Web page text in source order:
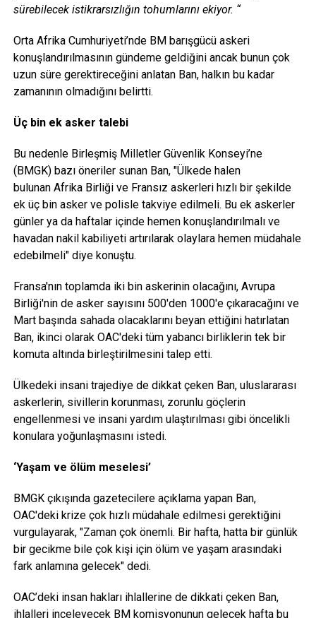
sürebilecek istikrarsızlığın tohumlarını ekiyor. “
Orta Afrika Cumhuriyeti’nde BM barışgücü askeri
konuşlandırılmasının gündeme geldiğini ancak bunun çok
uzun süre gerektireceğini anlatan Ban, halkın bu kadar
zamanının olmadığını belirtti.
Üç bin ek asker talebi
Bu nedenle Birleşmiş Milletler Güvenlik Konseyi’ne
(BMGK) bazı öneriler sunan Ban, "Ülkede halen
bulunan Afrika Birliği ve Fransız askerleri hızlı bir şekilde
ek üç bin asker ve polisle takviye edilmeli. Bu ek askerler
günler ya da haftalar içinde hemen konuşlandırılmalı ve
havadan nakil kabiliyeti artırılarak olaylara hemen müdahale
edebilmeli" diye konuştu.
Fransa'nın toplamda iki bin askerinin olacağını, Avrupa
Birliği'nin de asker sayısını 500'den 1000'e çıkaracağını ve
Mart başında sahada olacaklarını beyan ettiğini hatırlatan
Ban, ikinci olarak OAC'deki tüm yabancı birliklerin tek bir
komuta altında birleştirilmesini talep etti.
Ülkedeki insani trajediye de dikkat çeken Ban, uluslararası
askerlerin, sivillerin korunması, zorunlu göçlerin
engellenmesi ve insani yardım ulaştırılması gibi öncelikli
konulara yoğunlaşmasını istedi.
‘Yaşam ve ölüm meselesi’
BMGK çıkışında gazetecilere açıklama yapan Ban,
OAC'deki krize çok hızlı müdahale edilmesi gerektiğini
vurgulayarak, "Zaman çok önemli. Bir hafta, hatta bir günlük
bir gecikme bile çok kişi için ölüm ve yaşam arasındaki
fark anlamına gelecek" dedi.
OAC’deki insan hakları ihlallerine de dikkati çeken Ban,
ihlalleri inceleyecek BM komisyonunun gelecek hafta bu